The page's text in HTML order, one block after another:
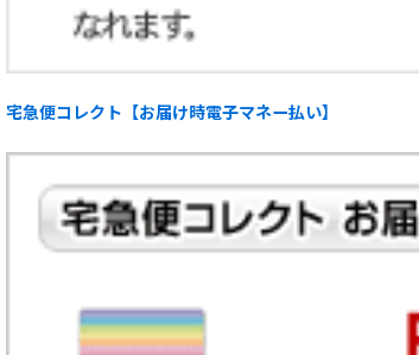
宅急便コレクト【お届け時電子マネー払い】